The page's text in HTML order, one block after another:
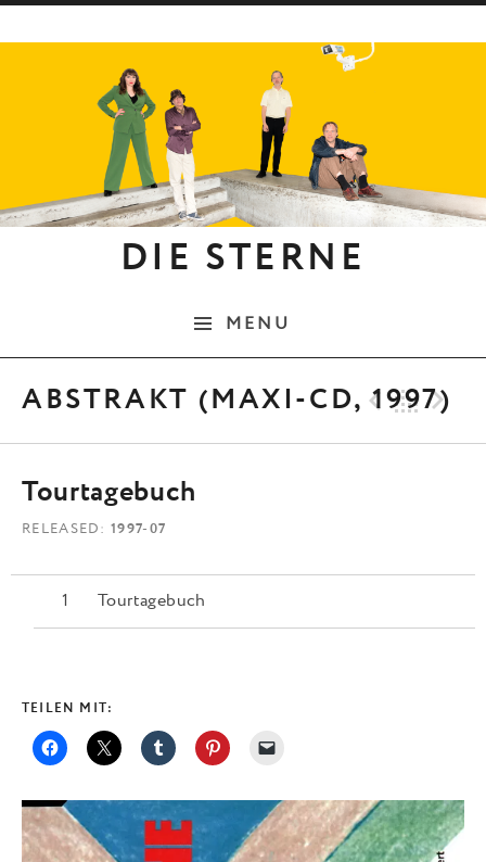
DIE STERNE
MENU
ABSTRAKT (MAXI-CD, 1997)
Tourtagebuch
RELEASED 1997-07
Tourtagebuch
TEILEN MIT: